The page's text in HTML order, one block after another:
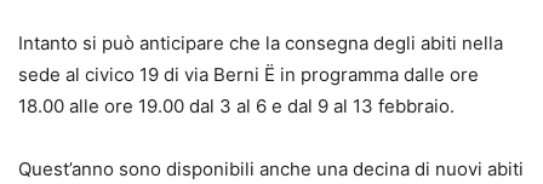
Intanto si può anticipare che la consegna degli abiti nella
sede al civico 19 di via Berni Ë in programma dalle ore
18.00 alle ore 19.00 dal 3 al 6 e dal 9 al 13 febbraio.
Quest’anno sono disponibili anche una decina di nuovi abiti